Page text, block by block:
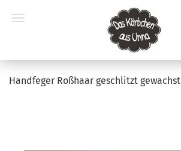
Handfeger Roßhaar geschlitzt gewachst